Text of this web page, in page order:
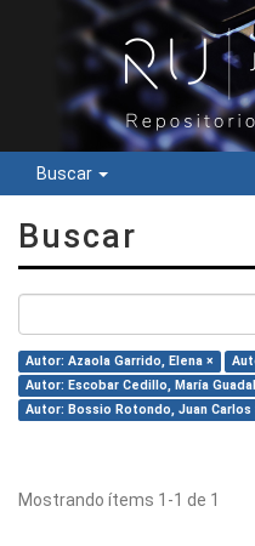
Buscar
Buscar
Autor: Azaola Garrido, Elena ×
Autor: Escobar Cedillo, María
Autor: Bossio Rotondo, Juan Carlos
Mostrando ítems 1-1 de 1